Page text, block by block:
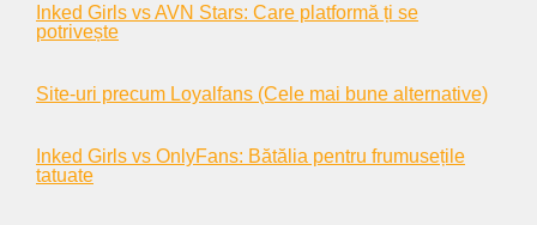
Inked Girls vs AVN Stars: Care platformă ți se
potrivește
Site-uri precum Loyalfans (Cele mai bune alternative)
Inked Girls vs OnlyFans: Bătălia pentru frumusețile
tatuate